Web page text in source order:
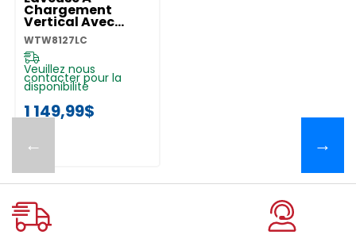
←
Chargement
Vertical Avec
Agitateur
Amovible - 6.0 Pi
Cu C.E.I.
WTW8127LC
WTW8127LC
Veuillez nous
contacter pour la
disponibilité
1 149,99$
→